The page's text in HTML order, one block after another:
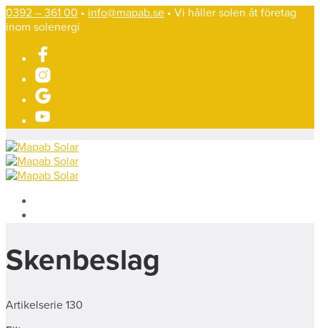
0392 – 361 00 • info@mapab.se • Vi håller solen åt företag
inom solenergi
Skenbeslag
Artikelserie 130